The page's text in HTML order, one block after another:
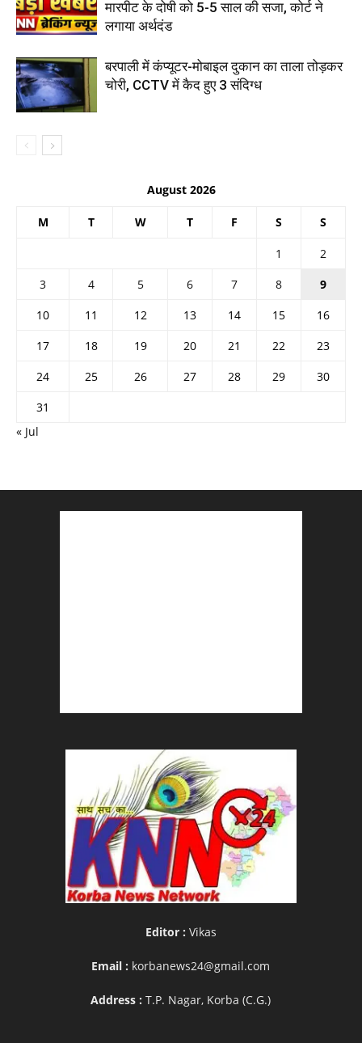
मारपीट के दोषी को 5-5 साल की सजा, कोर्ट ने
लगाया अर्थदंड
बरपाली में कंप्यूटर-मोबाइल दुकान का ताला तोड़कर
चोरी, CCTV में कैद हुए 3 संदिग्ध
August 2026
M T W T F S S
1
2
3
4 5 6 7 8
9
10
11 12 13 14 15
16
17
18 19 20 21 22
23
24
25 26 27 28 29
30
31
« Jul
Editor : Vikas
Email : korbanews24@gmail.com
Address :T.P. Nagar, Korba (C.G.)